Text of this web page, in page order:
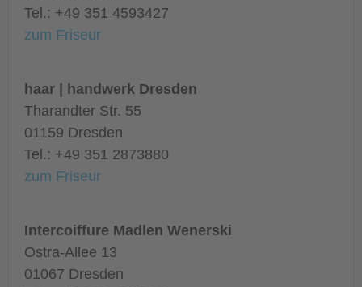
Tel.: +49 351 4593427
zum Friseur
haar | handwerk Dresden
Tharandter Str. 55
01159 Dresden
Tel.: +49 351 2873880
zum Friseur
Intercoiffure Madlen Wenerski
Ostra-Allee 13
01067 Dresden